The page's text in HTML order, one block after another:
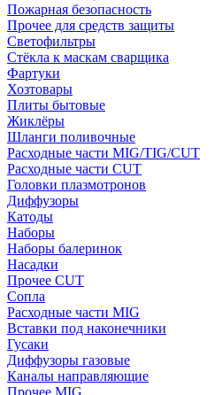
Пожарная безопасность
Прочее для средств защиты
Светофильтры
Стёкла к маскам сварщика
Фартуки
Хозтовары
Плиты бытовые
Жиклёры
Шланги поливочные
Расходные части MIG/TIG/CUT
Расходные части CUT
Головки плазмотронов
Диффузоры
Катоды
Наборы
Наборы балеринок
Насадки
Прочее CUT
Сопла
Расходные части MIG
Вставки под наконечники
Гусаки
Диффузоры газовые
Каналы направляющие
Прочее MIG